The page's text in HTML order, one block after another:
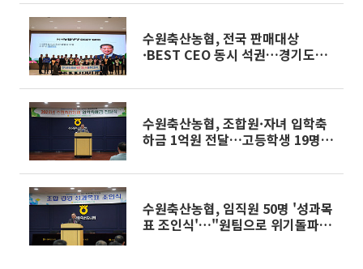
수원축산농협, 전국 판매대상
·BEST CEO 동시 석권…경기도내
수원축산농협, 조합원·자녀 입학축
하금 1억원 전달…고등학생 19명·
수원축산농협, 임직원 50명 '성과목
표 조인식'…"원팀으로 위기돌파"